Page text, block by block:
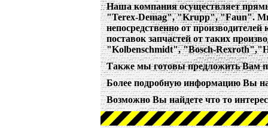
Наша компания осуществляет
"Terex-Demag", "Krupp", "Faun".Мы
непосредственно от
поставок запчастей от таких
"Kolbenschmidt", "Bosch-
Также мы готовы предложить Вам
Более подробную информацию Вы
Возможно Вы найдете что то